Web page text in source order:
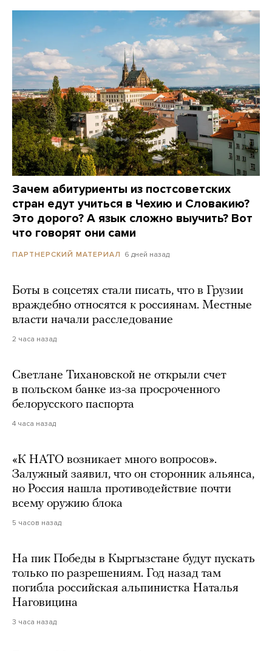
Зачем абитуриенты из постсоветских
стран едут учиться в Чехию и Словакию?
Это дорого? А язык сложно выучить? Вот
что говорят они сами
ПАРТНЕРСКИЙ МАТЕРИАЛ 6 дней назад
Боты в соцсетях стали писать, что в Грузии
враждебно относятся к россиянам. Местные
власти начали расследование
2 часа назад
Светлане Тихановской не открыли счет
в польском банке из-за просроченного
белорусского паспорта
4 часа назад
«К НАТО возникает много вопросов».
Залужный заявил, что он сторонник альянса,
но Россия нашла противодействие почти
всему оружию блока
5 часов назад
На пик Победы в Кыргызстане будут пускать
только по разрешениям. Год назад там
погибла российская альпинистка Наталья
Наговицина
3 часа назад